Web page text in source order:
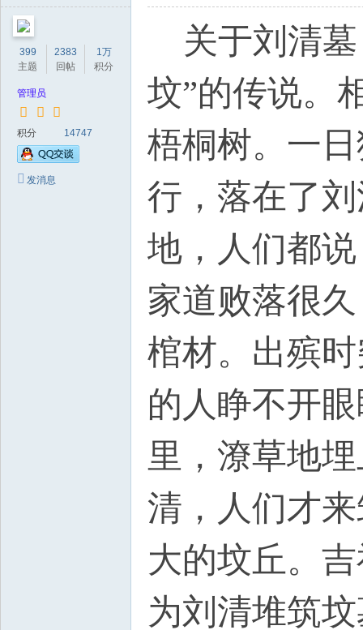
399
主题
2383
回帖
1万
积分
管理员
积分 14747
发消息
关于刘清墓
坟”的传说。
梧桐树。一
行，落在了
地，人们都
家道败落很
棺材。出殡
的人睁不开
里，潦草地
清，人们才
大的坟丘。
为刘清堆筑